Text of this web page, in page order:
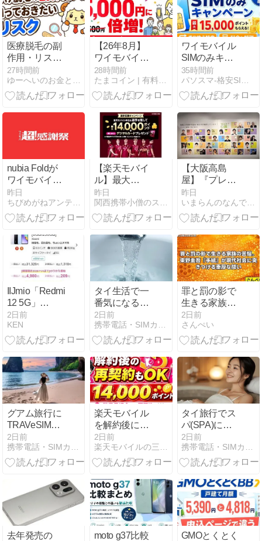
説【2026年8
月最新】
医療脱毛の副
作用・リスク
を解説｜ひげ
脱毛で起こり
うるトラブル
27時間前
【26年8月】
ワイモバイル
紹介キャンペ
ーンが5000円
に！条件と回
28時間前
たまコイン | 有料級の優良ブログを目指す
ワイモバイル
SIMのみキャ
ンペーン
【2026年8
月】最大
ト｜料金・乗
り換え特典を
解説
35時間前
nubia Foldが
ワイモバイル
で実質26,040
円に値下げ！
超！感謝祭で
得
昨日
【楽天モバイ
ル】最大
14,000ポイン
ト還元！推し
選手を応援キ
催（ヴィッセ
ル神戸・楽天
イーグルス）
昨日
【大阪高島
屋】『プレバ
ト才能アリ
展』へ！株主
優待で得する
な感想
昨日
いまらんのなんでも日記
IIJmio「Redmi
12 5G」
8GB/256GB版
のりかえで本
体税込4,980
月6日現在
2日前
KEN
タイ生活で一
番気になる水
事情！タイ生
活の必需品、
浄水器につい
2日前
携帯電話・SIMカードのことならYourmobile研究所
罪と罰の影で
生きる家族の
苦悩。東野圭
吾『手紙』が
現代社会に突
な問い
2日前
さんぺい
グアム旅行に
TRAVeSIMが
おすすめ！購
入から設定ま
でわかりやす
ムで無制限高
速データ！
2日前
携帯電話・SIMカードのことならYourmobile研究所
楽天モバイル
を解約後に再
契約するとキ
ャンペーンは
使える?最大
トもらう方法
【2026年8月
最新】
2日前
楽天モバイルの三木谷キャンペーン完全ガイド
タイ旅行でス
パ(SPA)に行
くなら、まず
GoWabiをチェ
ック！予約も
2日前
携帯電話・SIMカードのことならYourmobile研究所
去年発売の
moto g37比較
GMOとくとく